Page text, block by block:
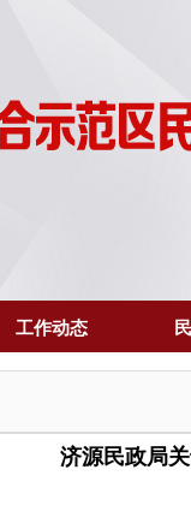
工作动态
济源民政局